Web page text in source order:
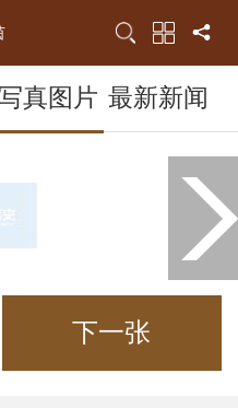
真图片 最新新闻
下一张